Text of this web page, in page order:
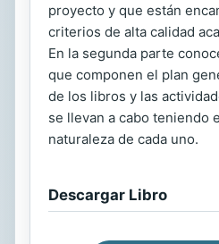
proyecto y que están
criterios de alta calidad
En la segunda parte
que componen el plan
de los libros y las
se llevan a cabo teniendo
naturaleza de cada uno.
Descargar Libro